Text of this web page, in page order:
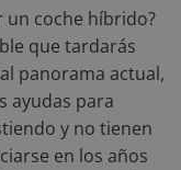
un coche híbrido?
que tardarás
panorama actual,
ayudas para
y no tienen
en los años